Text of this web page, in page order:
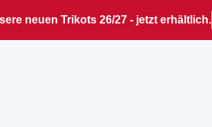
neuen Trikots 26/27 - jetzt erhältlich.